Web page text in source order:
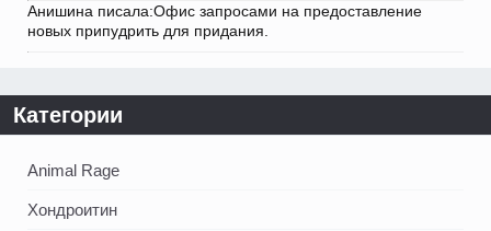
Анишина писала:Офис запросами на предоставление
новых припудрить для придания.
Категории
Animal Rage
Хондроитин